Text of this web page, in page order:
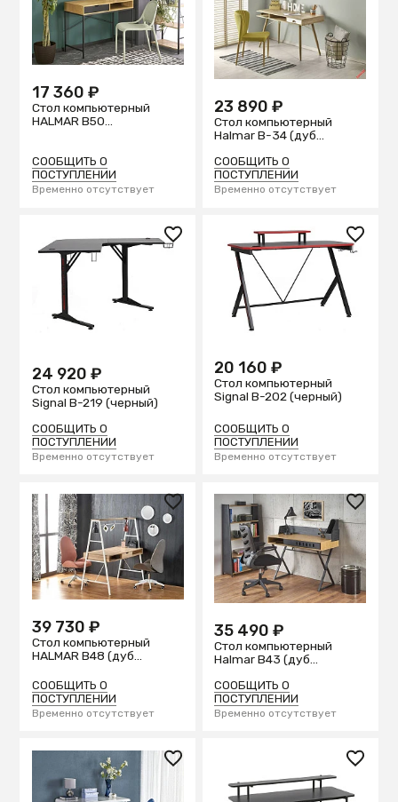
17 360 ₽
Стол компьютерный
HALMAR B50
СООБЩИТЬ О
ПОСТУПЛЕНИИ
Временно отсутствует
23 890 ₽
Стол компьютерный
Halmar B-34 (дуб
СООБЩИТЬ О
ПОСТУПЛЕНИИ
Временно отсутствует
24 920 ₽
Стол компьютерный
Signal B-219 (черный)
СООБЩИТЬ О
ПОСТУПЛЕНИИ
Временно отсутствует
20 160 ₽
Стол компьютерный
Signal B-202 (черный)
СООБЩИТЬ О
ПОСТУПЛЕНИИ
Временно отсутствует
39 730 ₽
Стол компьютерный
HALMAR B48 (дуб
СООБЩИТЬ О
ПОСТУПЛЕНИИ
Временно отсутствует
35 490 ₽
Стол компьютерный
Halmar B43 (дуб
СООБЩИТЬ О
ПОСТУПЛЕНИИ
Временно отсутствует